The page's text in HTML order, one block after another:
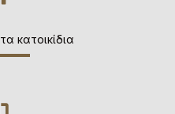
κατοικίδια